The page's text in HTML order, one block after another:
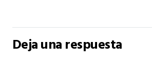
Deja una respuesta